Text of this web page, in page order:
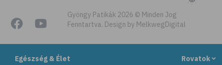
Egészség & Élet Rovatok
Gyöngy Patikák 2026 © Minden Jog
Fenntartva. Design by MelkwegDigital